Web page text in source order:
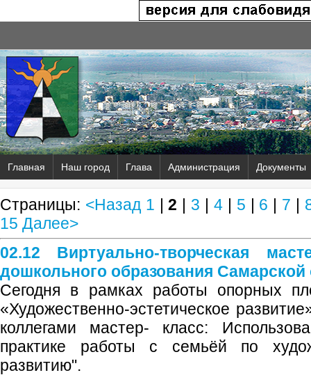
Главная Наш город Глава Администрация Документы
Страницы: <Назад 1 |2 | 3 | 4| 5 | 6 | 7 |
15 Далее>
02.12 Виртуально-творческая
дошкольного образования Самарской
Сегодня в рамках работы опорных
«Художественно-эстетическое
коллегами мастер- класс:
практике работы с семьёй по
развитию".